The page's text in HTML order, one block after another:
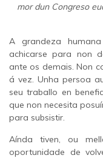
mor dun Congreso
A grandeza
achicarse para non
ante os demais. Non
á vez. Unha persoa
seu traballo en
que non necesita
para subsistir.
Aínda tiven, ou
oportunidade de